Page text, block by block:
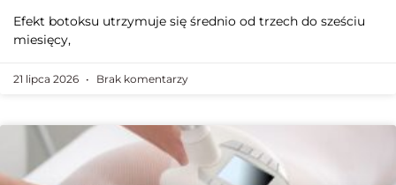
Efekt botoksu utrzymuje się średnio od trzech do sześciu
miesięcy,
21 lipca 2026 Brak komentarzy